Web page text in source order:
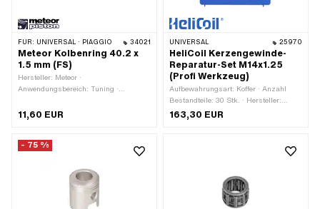
FÜR: UNIVERSAL · PIAGGIO 34021
Meteor Kolbenring 40.2 x
1.5 mm (FS)
Hersteller: Meteor ·
Anwendungsbereich: Tuning ·
Kolbenring: 1.65 mm · Kolbenringform:
11,60 EUR
UNIVERSAL 25970
HeliCoil Kerzengewinde-
Reparatur-Set M14x1.25
(Profi Werkzeug)
Aufbewahrungsart: Koffer · Anzahl
Bestandteile: 30 Stk. · Hersteller:
HeliCoil · Material: Chromstahl
0.5D · Dimension Gewindeeinsatz: 1D
· Dimension Gewindeeinsatz: 1.5D ·
Dimension Aufbewahrungsbox [mm]:
250 x 50 x 220 mm · Gewindeart:
MF14x1.25 (Feingewinde) ·
163,30 EUR
- 75 %